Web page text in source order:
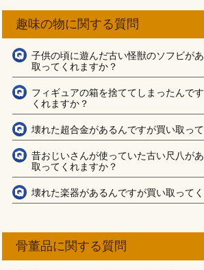
趣味の物に関する質問
子供の頃に遊んだ古い怪獣のソフビが
取ってくれますか？
フィギュアの箱を捨ててしまったんで
くれますか？
壊れた超合金があるんですが買い取っ
昔おじいさんが使っていた古い尺八が
取ってくれますか？
壊れた楽器があるんですが買い取って
骨董品に関する質問